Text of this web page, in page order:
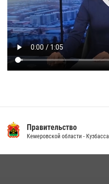
Правительство
Кемеровской области - Кузбасса